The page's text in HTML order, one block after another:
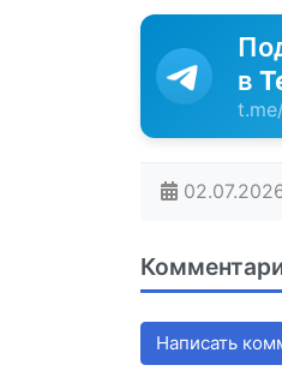
в
t.me/
Написать